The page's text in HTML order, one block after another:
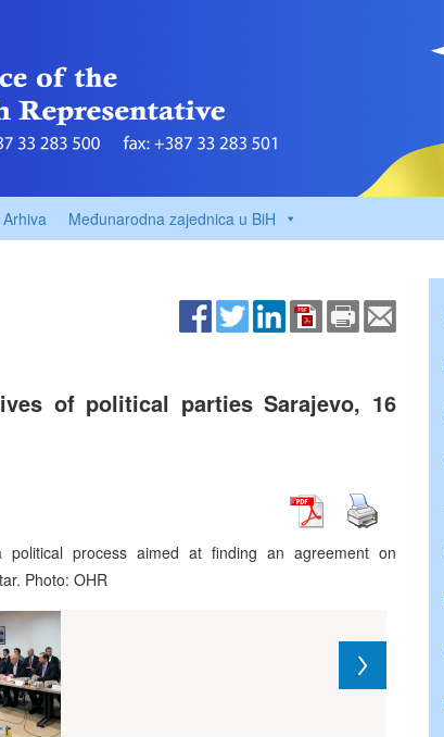
Arhiva Međunarodna zajednica u BiH
of political parties Sarajevo, 16
process aimed at finding an agreement on
Photo: OHR